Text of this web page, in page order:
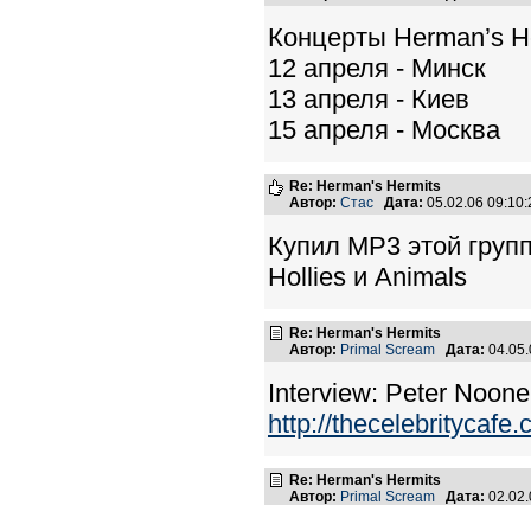
Концерты Herman’s
12 апреля - Минск
13 апреля - Киев
15 апреля - Москва
Re: Herman's Hermits
Автор: Стас Дата: 05.02.06
Купил МР3 этой
Hollies и Animals
Re: Herman's Hermits
Автор: Primal Scream Дата:
Interview: Peter
http://
Re: Herman's Hermits
Автор: Primal Scream Дата: